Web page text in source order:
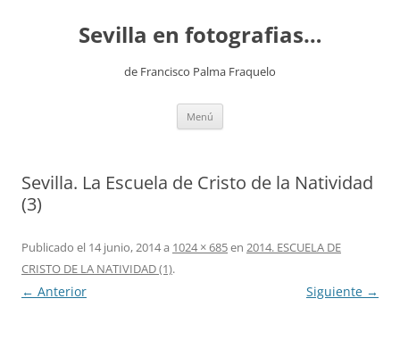
contenidoSevilla en fotografias…
de Francisco Palma Fraquelo
Menú
Sevilla. La Escuela de Cristo de la Natividad
(3)
Publicado el 14 junio, 2014a 1024 × 685en 2014. ESCUELA DE
CRISTO DE LA NATIVIDAD (1).
← Anterior Siguiente →